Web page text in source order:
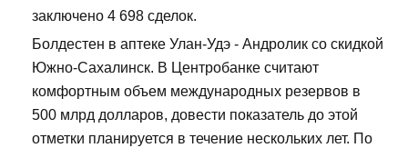
заключено 4 698 сделок.
Болдестен в аптеке Улан-Удэ - Андролик со скидкой
Южно-Сахалинск. В Центробанке считают
комфортным объем международных резервов в
500 млрд долларов, довести показатель до этой
отметки планируется в течение нескольких лет. По